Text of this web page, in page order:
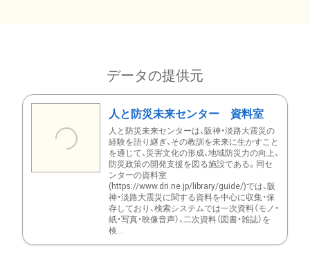
データの提供元
人と防災未来センター 資料室
人と防災未来センターは、阪神・淡路大震災の
経験を語り継ぎ、その教訓を未来に生かすこと
を通じて、災害文化の形成、地域防災力の向上、
防災政策の開発支援を図る施設である。同セ
ンターの資料室
(https://www.dri.ne.jp/library/guide/)では、阪
神・淡路大震災に関する資料を中心に収集・保
存しており、検索システムでは一次資料（モノ・
紙・写真・映像音声）、二次資料（図書・雑誌）を
検...